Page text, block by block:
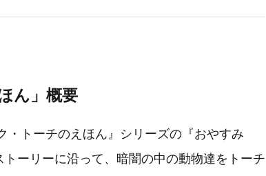
ん」概要
・トーチのえほん』シリーズの『おやすみ
ーリーに沿って、暗闇の中の動物達をトーチ